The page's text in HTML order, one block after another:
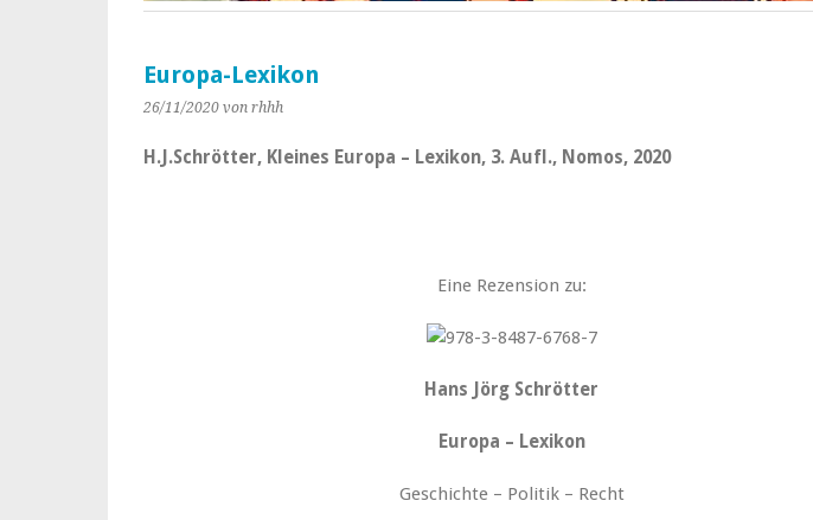
Europa-Lexikon
26/11/2020 von rhhh
H.J.Schrötter, Kleines Europa – Lexikon, 3. Aufl., Nomos, 2020
Eine Rezension zu:
Hans Jörg Schrötter
Europa – Lexikon
Geschichte – Politik – Recht